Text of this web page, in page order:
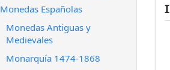
Monedas Españolas
Monedas Antiguas y
Medievales
Monarquía 1474-1868